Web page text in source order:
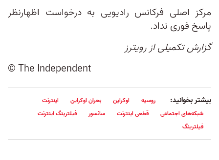
مرکز اصلی فرکانس رادیویی به درخواست اظهارنظر
پاسخ فوری نداد.
گزارش تکمیلی از رویترز
© The Independent
بیشتر بخوانید: روسیه اوکراین بحران اوکراین
اینترنت
شبکه‌های اجتماعی
قطعی اینترنت سانسور
فیلترینگ اینترنت
فیلترینگ